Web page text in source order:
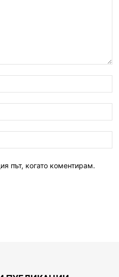
път, когато коментирам.